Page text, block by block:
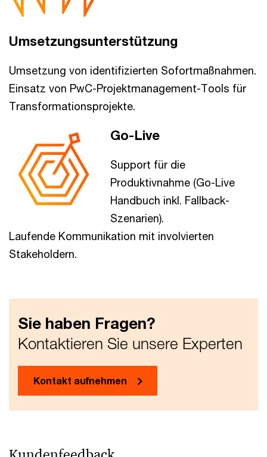
Umsetzungsunterstützung
Umsetzung von identifizierten Sofortmaßnahmen.
Einsatz von PwC-Projektmanagement-Tools für
Transformationsprojekte.
Go-Live
Support für die
Produktivnahme (Go-Live
Handbuch inkl. Fallback-
Szenarien).
Laufende Kommunikation mit involvierten
Stakeholdern.
Sie haben Fragen?
Kontaktieren Sie unsere Experten
Kontakt aufnehmen